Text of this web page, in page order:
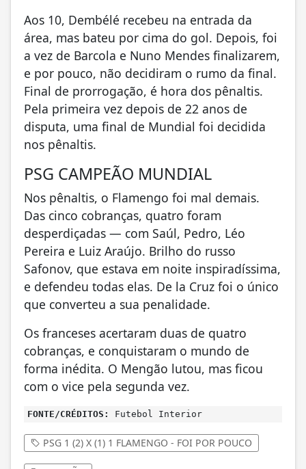
Aos 10, Dembélé recebeu na entrada da
área, mas bateu por cima do gol. Depois, foi
a vez de Barcola e Nuno Mendes finalizarem,
e por pouco, não decidiram o rumo da final.
Final de prorrogação, é hora dos pênaltis.
Pela primeira vez depois de 22 anos de
disputa, uma final de Mundial foi decidida
nos pênaltis.
PSG CAMPEÃO MUNDIAL
Nos pênaltis, o Flamengo foi mal demais.
Das cinco cobranças, quatro foram
desperdiçadas — com Saúl, Pedro, Léo
Pereira e Luiz Araújo. Brilho do russo
Safonov, que estava em noite inspiradíssima,
e defendeu todas elas. De la Cruz foi o único
que converteu a sua penalidade.
Os franceses acertaram duas de quatro
cobranças, e conquistaram o mundo de
forma inédita. O Mengão lutou, mas ficou
com o vice pela segunda vez.
FONTE/CRÉDITOS: Futebol Interior
PSG 1 (2) X (1) 1 FLAMENGO - FOI POR POUCO